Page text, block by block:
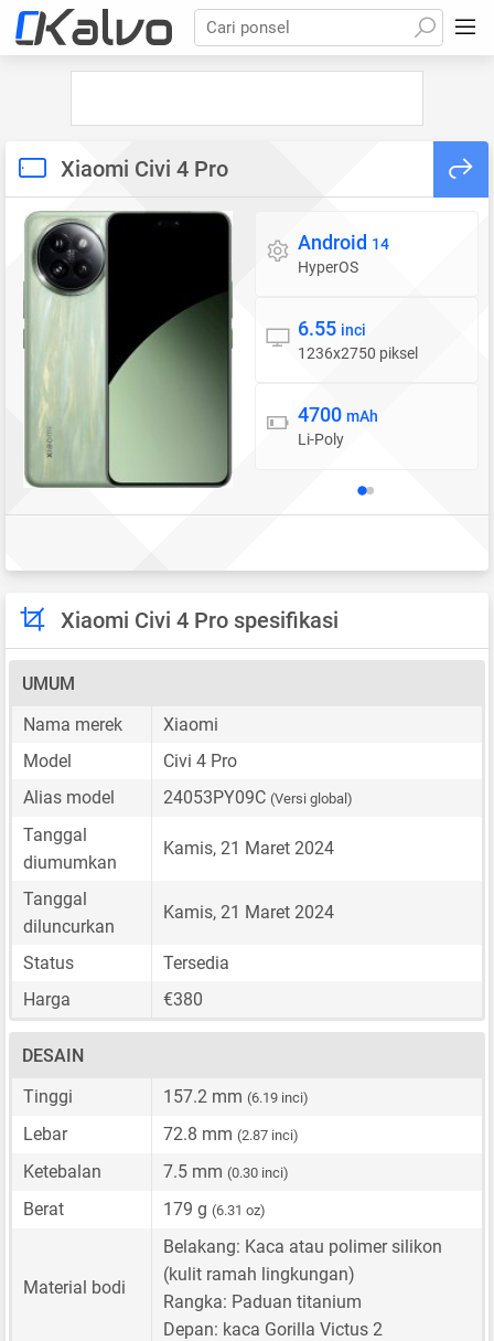
Cari ponsel
Xiaomi Civi 4 Pro
Sistem operasi
Android 14
HyperOS
Layar
6.55 inci
1236x2750 piksel
Baterai
4700 mAh
Li-Poly
Xiaomi Civi 4 Pro spesifikasi
UMUM
Nama merek
Xiaomi
Model
Civi 4 Pro
Alias model
24053PY09C (Versi global)
Tanggal
diumumkan
Kamis, 21 Maret 2024
Tanggal
diluncurkan
Kamis, 21 Maret 2024
Status
Tersedia
Harga
€380
DESAIN
Tinggi
157.2 mm (6.19 inci)
Lebar 72.8 mm (2.87 inci)
Ketebalan 7.5 mm (0.30 inci)
Berat 179 g (6.31 oz)
Material bodi
Belakang: Kaca atau polimer silikon
(kulit ramah lingkungan)
Rangka: Paduan titanium
Depan: kaca Gorilla Victus 2